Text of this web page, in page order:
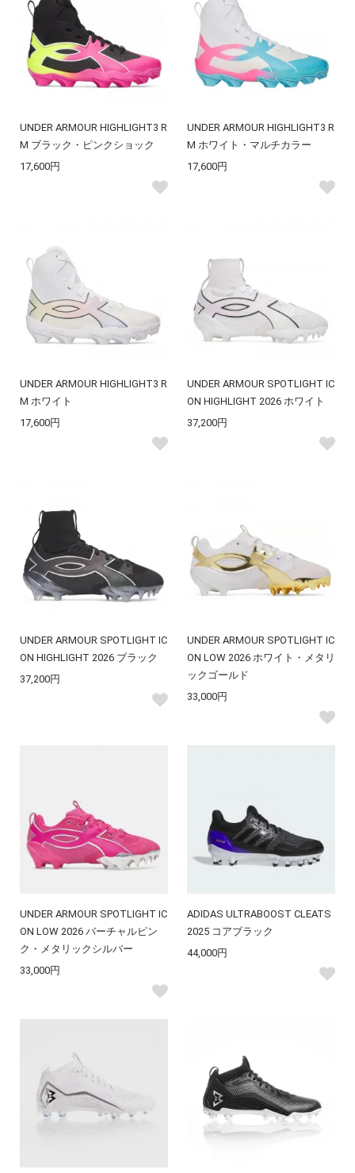
UNDER ARMOUR HIGHLIGHT3 R
M ブラック・ピンクショック
17,600円
UNDER ARMOUR HIGHLIGHT3 R
M ホワイト・マルチカラー
17,600円
UNDER ARMOUR HIGHLIGHT3 R
M ホワイト
17,600円
UNDER ARMOUR SPOTLIGHT IC
ON HIGHLIGHT 2026 ホワイト
37,200円
UNDER ARMOUR SPOTLIGHT IC
ON HIGHLIGHT 2026 ブラック
37,200円
UNDER ARMOUR SPOTLIGHT IC
ON LOW 2026 ホワイト・メタリ
ックゴールド
33,000円
UNDER ARMOUR SPOTLIGHT IC
ON LOW 2026 バーチャルピン
ク・メタリックシルバー
33,000円
ADIDAS ULTRABOOST CLEATS
2025 コアブラック
44,000円